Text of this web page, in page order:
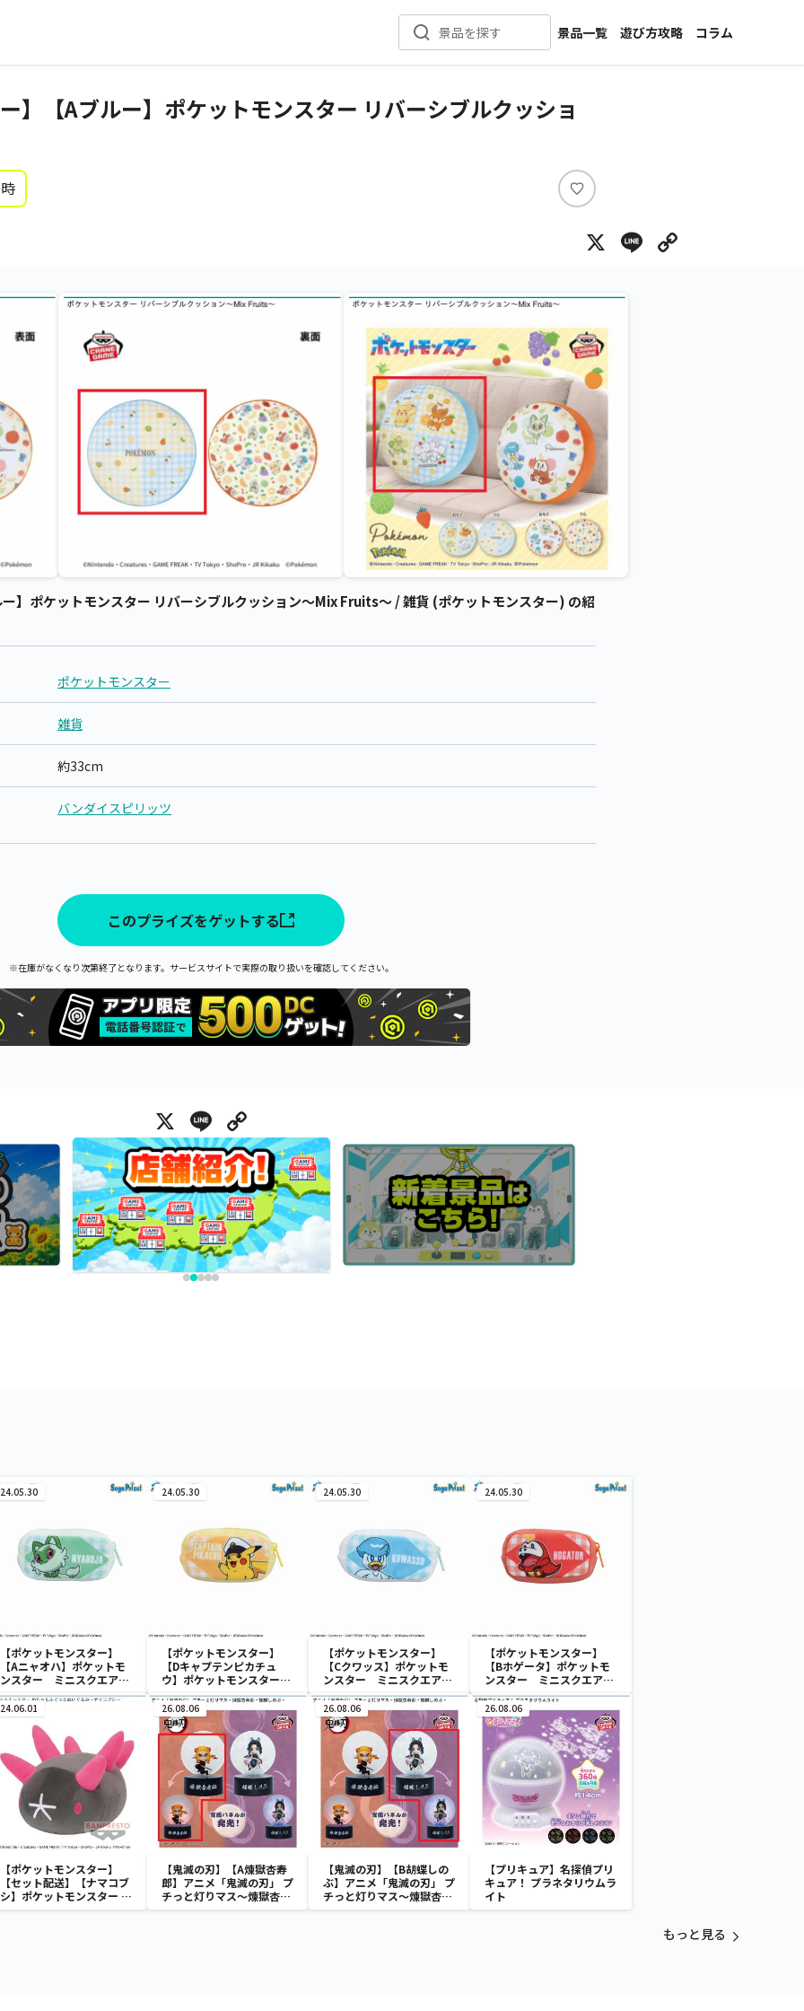
景品を探す
景品一覧
新着景品
遊び方攻略
コラム
インタビュー
】【Aブルー】ポケットモンスター リバーシブルクッショ
い
ね
X Line
】ポケットモンスター リバーシブルクッション～Mix Fruits～ / 雑貨 (ポケットモンスター) の紹
ポケットモンスター
雑貨
約33cm
バンダイスピリッツ
このプライズをゲットする
※在庫がなくなり次第終了となります。サービスサイトで実際の取り扱いを確認してください。
X Line
24.05.30
【ポケットモンスター】
【Aニャオハ】ポケットモ
ンスター ミニスクエアポ
ーチ
24.05.30
【ポケットモンスター】
【Dキャプテンピカチュ
ウ】ポケットモンスター
ミニスクエアポーチ
24.05.30
【ポケットモンスター】
【Cクワッス】ポケットモ
ンスター ミニスクエアポ
ーチ
24.05.30
【ポケットモンスター】
【Bホゲータ】ポケットモ
ンスター ミニスクエアポ
ーチ
24.06.01
【ポケットモンスター】
【セット配送】【ナマコブ
シ】ポケットモンスター め
ちゃもふぐっとぬいぐるみ
26.08.06
【鬼滅の刃】【A煉獄杏寿
郎】アニメ「鬼滅の刃」 プ
チっと灯りマス～煉獄杏寿
郎・胡蝶しのぶ～
26.08.06
【鬼滅の刃】【B胡蝶しの
ぶ】アニメ「鬼滅の刃」 プ
チっと灯りマス～煉獄杏寿
郎・胡蝶しのぶ～
26.08.06
【プリキュア】名探偵プリ
キュア！ プラネタリウムラ
イト
もっと見る